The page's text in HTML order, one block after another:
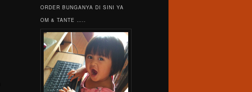
ORDER BUNGANYA DI SINI YA
OM & TANTE …..